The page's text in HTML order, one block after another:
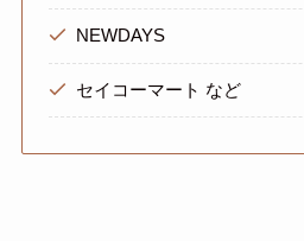
NEWDAYS
セイコーマート など